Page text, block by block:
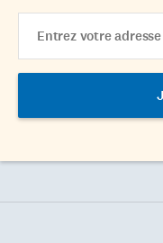
Address